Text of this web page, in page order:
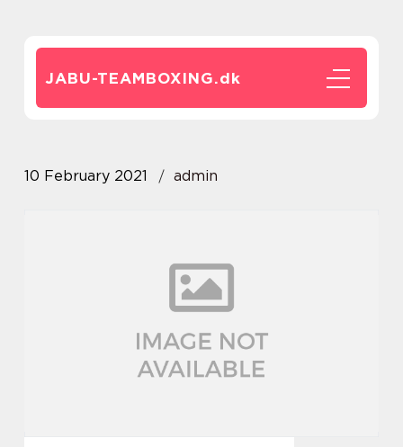
JABU-TEAMBOXING.dk
10 February 2021 admin